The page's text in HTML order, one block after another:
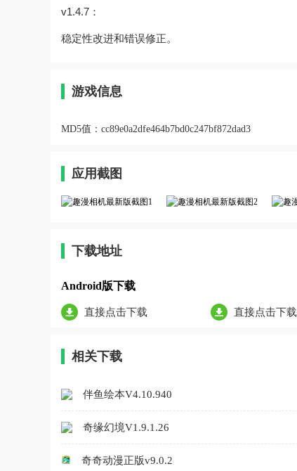
v1.4.7：
稳定性改进和错误修正。
游戏信息
MD5值： cc89e0a2dfe464b7bd0c247bf872dad3
应用截图
下载地址
Android版下载
直接点击下载 直接点击下载
相关下载
伴鱼绘本V4.10.940
奇缘幻境V1.9.1.26
奇奇动漫正版v9.0.2